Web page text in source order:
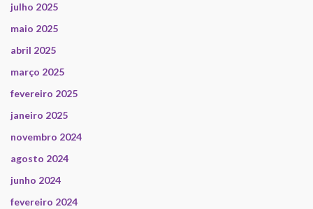
julho 2025
maio 2025
abril 2025
março 2025
fevereiro 2025
janeiro 2025
novembro 2024
agosto 2024
junho 2024
fevereiro 2024